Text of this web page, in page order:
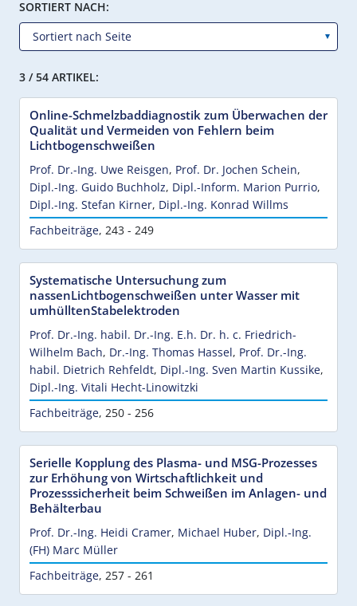
SORTIERT NACH:
3 / 54 ARTIKEL:
Online-Schmelzbaddiagnostik zum Überwachen der
Qualität und Vermeiden von Fehlern beim
Lichtbogenschweißen
Prof. Dr.-Ing. Uwe Reisgen, Prof. Dr. Jochen Schein,
Dipl.-Ing. Guido Buchholz, Dipl.-Inform. Marion Purrio,
Dipl.-Ing. Stefan Kirner, Dipl.-Ing. Konrad Willms
Fachbeiträge, 243 - 249
Systematische Untersuchung zum
nassenLichtbogenschweißen unter Wasser mit
umhülltenStabelektroden
Prof. Dr.-Ing. habil. Dr.-Ing. E.h. Dr. h. c. Friedrich-
Wilhelm Bach, Dr.-Ing. Thomas Hassel, Prof. Dr.-Ing.
habil. Dietrich Rehfeldt, Dipl.-Ing. Sven Martin Kussike,
Dipl.-Ing. Vitali Hecht-Linowitzki
Fachbeiträge, 250 - 256
Serielle Kopplung des Plasma- und MSG-Prozesses
zur Erhöhung von Wirtschaftlichkeit und
Prozesssicherheit beim Schweißen im Anlagen- und
Behälterbau
Prof. Dr.-Ing. Heidi Cramer, Michael Huber, Dipl.-Ing.
(FH) Marc Müller
Fachbeiträge, 257 - 261